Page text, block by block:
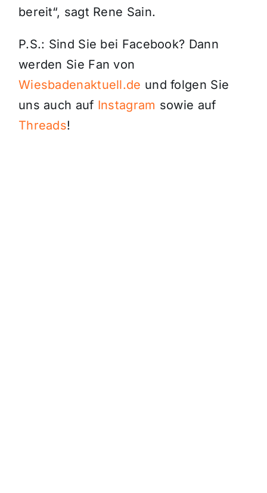
bereit“, sagt Rene Sain.
P.S.: Sind Sie bei Facebook? Dann
werden Sie Fan von
Wiesbadenaktuell.de und folgen Sie
uns auch auf Instagram sowie auf
Threads!